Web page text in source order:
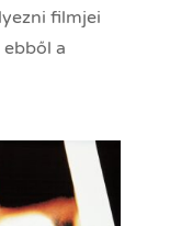
filmjei
a